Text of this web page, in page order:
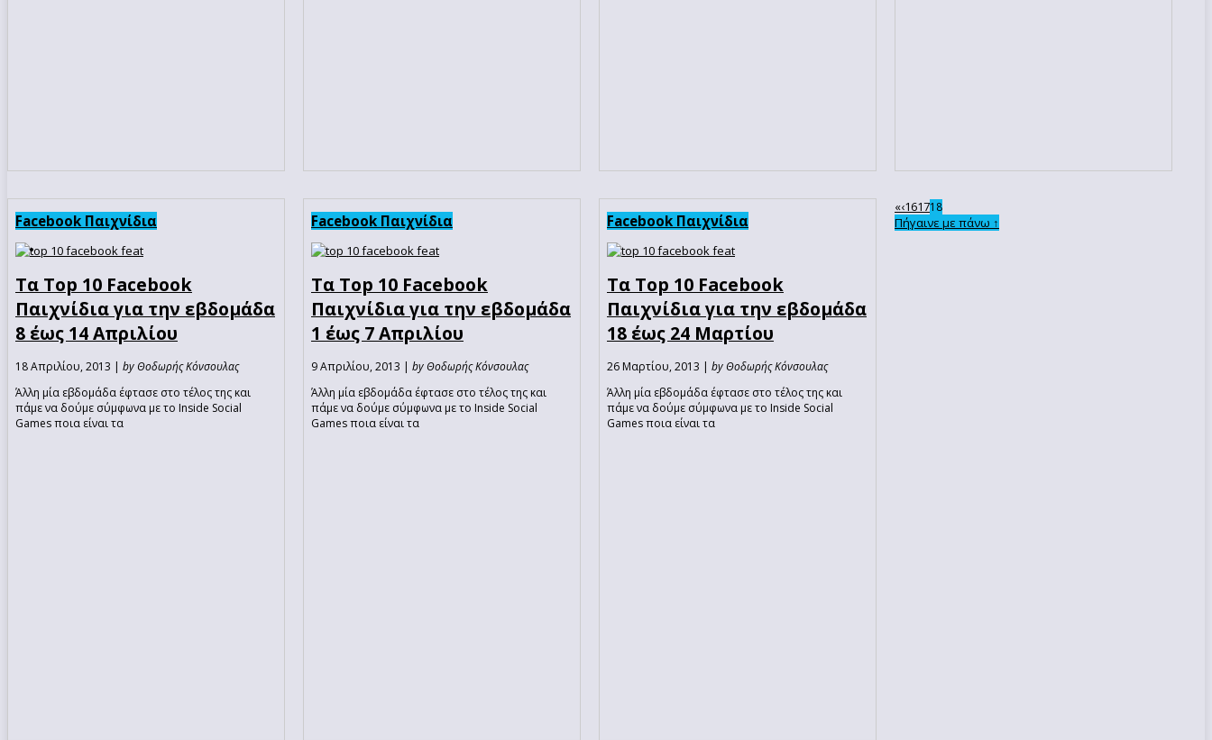
Facebook Παιχνίδια
Τα Top 10 Facebook
Παιχνίδια για την εβδομάδα
8 έως 14 Απριλίου
18 Απριλίου, 2013 | by Θοδωρής Κόνσουλας
Άλλη μία εβδομάδα έφτασε στο τέλος της και
πάμε να δούμε σύμφωνα με το Inside Social
Games ποια είναι τα
Facebook Παιχνίδια
Τα Top 10 Facebook
Παιχνίδια για την εβδομάδα
1 έως 7 Απριλίου
9 Απριλίου, 2013 | by Θοδωρής Κόνσουλας
Άλλη μία εβδομάδα έφτασε στο τέλος της και
πάμε να δούμε σύμφωνα με το Inside Social
Games ποια είναι τα
Facebook Παιχνίδια
Τα Top 10 Facebook
Παιχνίδια για την εβδομάδα
18 έως 24 Μαρτίου
26 Μαρτίου, 2013 | by Θοδωρής Κόνσουλας
Άλλη μία εβδομάδα έφτασε στο τέλος της και
πάμε να δούμε σύμφωνα με το Inside Social
Games ποια είναι τα
«‹161718
Πήγαινε με πάνω ↑